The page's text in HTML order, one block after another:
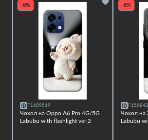
-8%
F1609519
Чохол на Oppo A6 Pro 4G/5G
Labubu with flashlight ver.2
-8%
Чохол на
Labubu